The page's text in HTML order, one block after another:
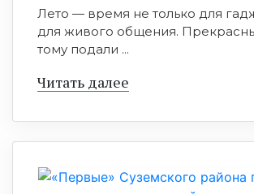
Лето — время не только для
для живого общения.
тому подали ...
Читать далее